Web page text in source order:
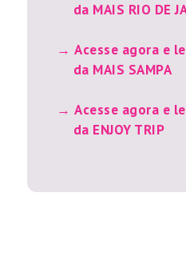
da MAIS RIO DE
Acesse agora e
da MAIS SAMPA
Acesse agora e
da ENJOY TRIP